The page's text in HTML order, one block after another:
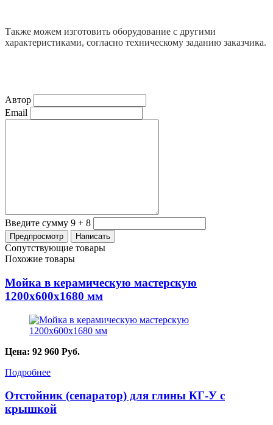
Также можем изготовить оборудование с другими
характеристиками, согласно техническому заданию заказчика.
Автор
Email
Введите сумму 9 + 8
Сопутствующие товары
Похожие товары
Мойка в керамическую мастерскую
1200х600х1680 мм
Цена: 92 960 Руб.
Подробнее
Отстойник (сепаратор) для глины КГ-У с
крышкой